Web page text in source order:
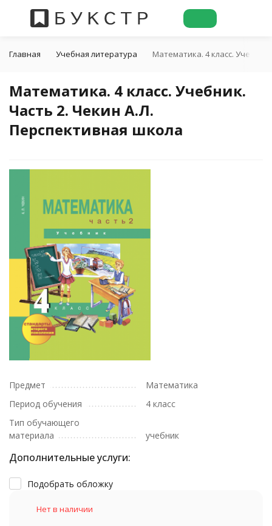
Главная Учебная литература Математика. 4 класс.
Математика. 4 класс. Учебник.
Часть 2. Чекин А.Л.
Перспективная школа
Предмет
Математика
Период обучения
4 класс
Тип обучающего
материала
учебник
Дополнительные услуги:
Подобрать обложку
Нет в наличии